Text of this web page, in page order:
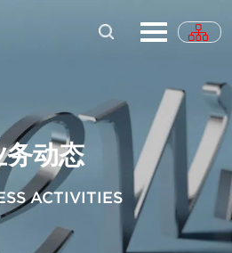
务动态
ACTIVITIES